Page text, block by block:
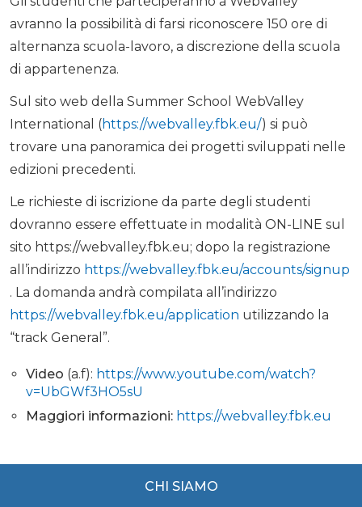
avranno la possibilità di farsi riconoscere 150 ore di
alternanza scuola-lavoro, a discrezione della scuola
di appartenenza.
Sul sito web della Summer School WebValley
International (https://webvalley.fbk.eu/) si può
trovare una panoramica dei progetti sviluppati nelle
edizioni precedenti.
Le richieste di iscrizione da parte degli studenti
dovranno essere effettuate in modalità ON-LINE sul
sito https://webvalley.fbk.eu; dopo la registrazione
all’indirizzo https://webvalley.fbk.eu/accounts/signup
. La domanda andrà compilata all’indirizzo
https://webvalley.fbk.eu/application utilizzando la
“track General”.
Video (a.f): https://www.youtube.com/watch?
v=UbGWf3HO5sU
Maggiori informazioni: https://webvalley.fbk.eu
CHI SIAMO